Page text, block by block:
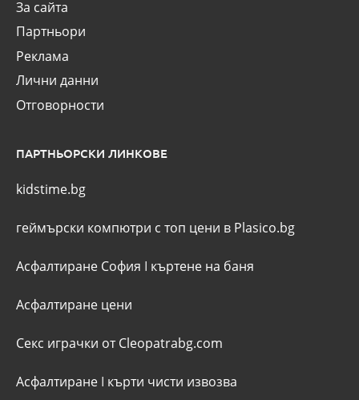
За сайта
Партньори
Реклама
Лични данни
Отговорности
ПАРТНЬОРСКИ ЛИНКОВЕ
kidstime.bg
геймърски компютри с топ цени в Plasico.bg
Асфалтиране София I къртене на баня
Асфалтиране цени
Секс играчки от Cleopatrabg.com
Асфалтиране I кърти чисти извозва